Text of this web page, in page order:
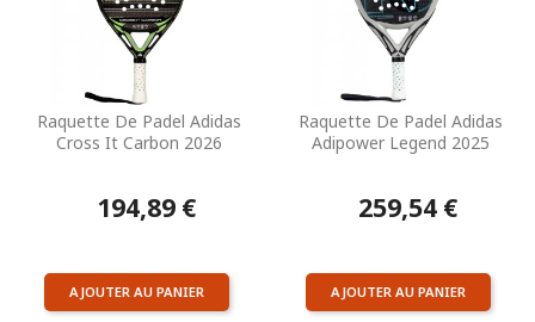
Raquette De Padel Adidas
Cross It Carbon 2026
194,89 €
AJOUTER AU PANIER
Raquette De Padel Adidas
Adipower Legend 2025
259,54 €
AJOUTER AU PANIER